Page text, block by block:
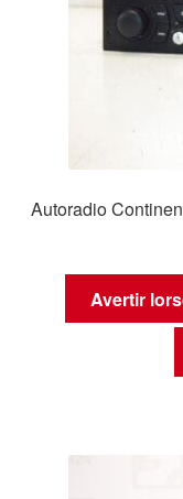
Autoradio
Avertir